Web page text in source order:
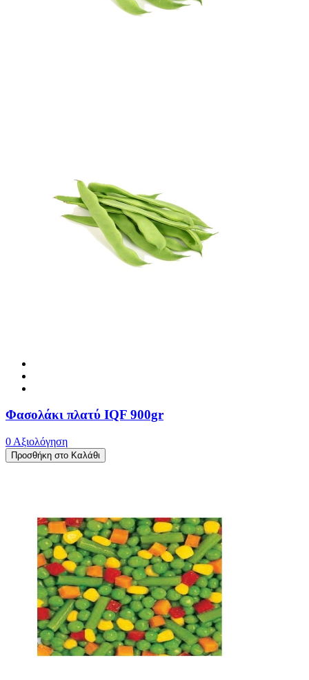
Φασολάκι πλατύ IQF 900gr
0 Αξιολόγηση
Προσθήκη στο Καλάθι